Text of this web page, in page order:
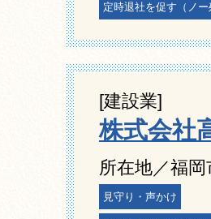
定時退社を促す（ノ
[建設業]
株式会社
所在地／福
見守り・声かけ